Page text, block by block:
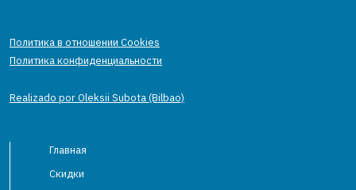
Политика в отношении Cookies
Политика конфиденциальности
Realizado por Oleksii Subota (Bilbao)
Главная
Скидки